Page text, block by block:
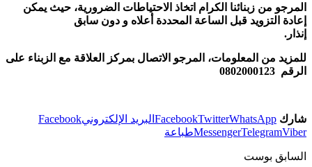
المرجو من زبنائنا الكرام اتخاذ الاحتياطات الضرورية، حيث يمكن
إعادة التزويد قبل الساعة المحددة أعلاه و دون سابق
إنذار.
للمزيد من المعلومات، المرجو الاتصال بمركز العلاقة مع الزبناء على
الرقم 0802000123
شارك FacebookTwitterWhatsApp البريد الإلكترونيFacebook
MessengerTelegramViber طباعة
السابق بوست